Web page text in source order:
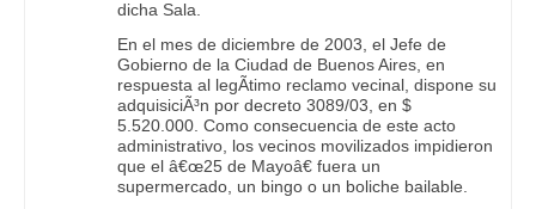
dicha Sala.
En el mes de diciembre de 2003, el Jefe de
Gobierno de la Ciudad de Buenos Aires, en
respuesta al legÃ­timo reclamo vecinal, dispone su
adquisiciÃ³n por decreto 3089/03, en $
5.520.000. Como consecuencia de este acto
administrativo, los vecinos movilizados impidieron
que el â€œ25 de Mayoâ€ fuera un
supermercado, un bingo o un boliche bailable.